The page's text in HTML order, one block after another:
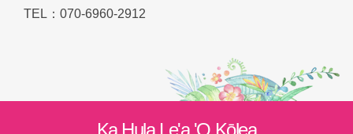
TEL：070-6960-2912
Ka Hula Le'a 'O Kōlea